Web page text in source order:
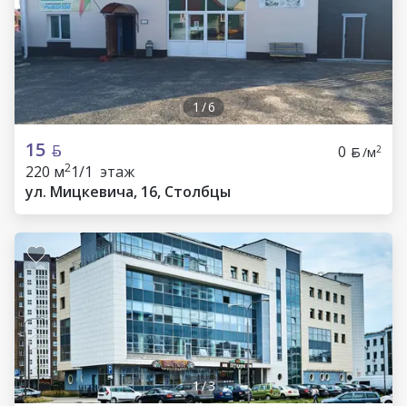
1 /6
15 0 /м2
220 м21/1 этаж
ул. Мицкевича, 16, Столбцы
1/3